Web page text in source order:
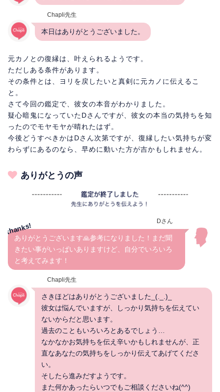
Chapli先生
本日はありがとうございました。
元カノとの復縁は、叶えられるようです。
ただしある条件があります。
その条件とは、ヨリを戻したいと真剣に元カノに伝えるこ
と。
さて今回の鑑定で、彼女の本音がわかりました。
疑心暗鬼になっていたDさんですが、彼女の本当の気持ちを知
ったのでモヤモヤが晴れたはず。
今後どうすべきかはDさん次第ですが、復縁したい気持ちが変
わらずにあるのなら、早めに動いた方が吉かもしれません。
ありがとうの声
Dさん
ありがとうございます🙏参考になりました！まだ聞
きたい事がいっぱいありますけど、自分でいろいろ
と考えてみます！
Chapli先生
さきほどはありがとうございました_(._.)_
彼女は悩んでいますが、しっかり気持ちを伝えてい
ないからだと思います。
過去のこともいろいろとあるでしょう…
なかなかお気持ちを伝え辛いかもしれませんが、正
直なあなたの気持ちをしっかり伝えてあげてくださ
い。
そしたら進みだすようです。
また何かあったらいつでもご相談くださいね(^^)